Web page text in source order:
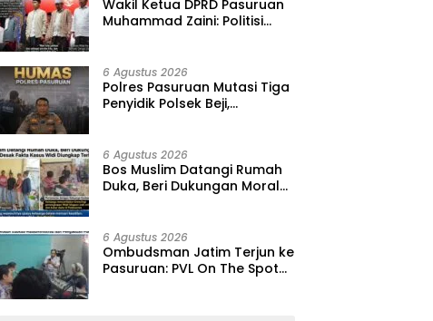
‎Wakil Ketua DPRD Pasuruan
Muhammad Zaini: Politisi
dan Masyarakat ‎
6 Agustus 2026
‎Polres Pasuruan Mutasi Tiga
Penyidik Polsek Beji,
6 Agustus 2026
‎Bos Muslim Datangi Rumah
Duka, Beri Dukungan Moral
6 Agustus 2026
‎Ombudsman Jatim Terjun ke
Pasuruan: PVL On The Spot